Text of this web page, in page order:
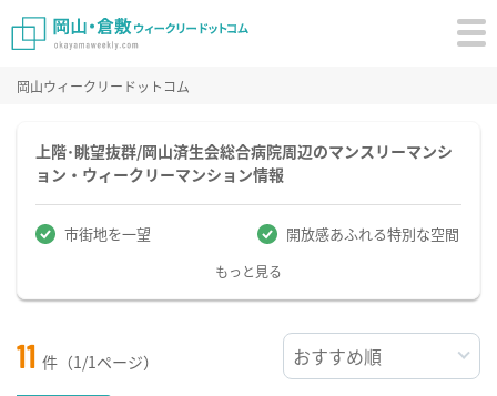
岡山ウィークリードットコム
上階･眺望抜群/岡山済生会総合病院周辺のマンスリーマンシ
ョン・ウィークリーマンション情報
市街地を一望 開放感あふれる特別な空間
もっと見る
11 件（1/1ページ）